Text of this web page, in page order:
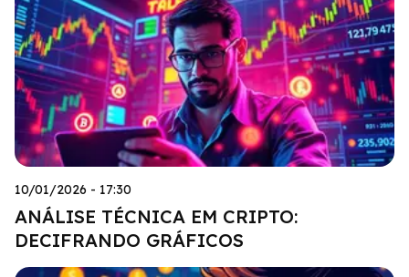
10/01/2026 - 17:30
ANÁLISE TÉCNICA EM CRIPTO:
DECIFRANDO GRÁFICOS